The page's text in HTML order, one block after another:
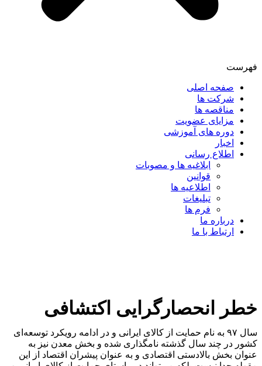
فهرست
صفحه اصلی
شرکت ها
مناقصه ها
مزایای عضویت
دوره های آموزشی
اخبار
اطلاع رسانی
ابلاغیه ها و مصوبات
قوانین
اطلاعیه ها
تبلیغات
فرم ها
درباره ما
ارتباط با ما
خطر انحصارگرایی اکتشافی
سال ۹۷ به نام حمایت از کالای ایرانی و در ادامه رویکرد توسعه‌ای
کشور در چند سال گذشته نامگذاری شده و بخش معدن نیز به
عنوان بخش بالادستی اقتصادی و به عنوان پیشران اقتصاد از این